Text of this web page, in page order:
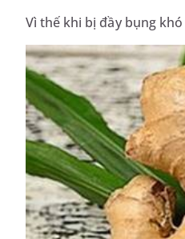
Vì thế khi bị đầy bụng